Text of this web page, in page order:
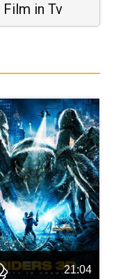
Film in Tv
21:04